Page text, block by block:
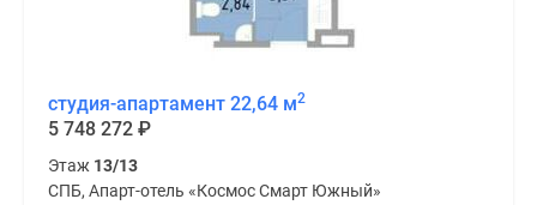
студия-апартамент 22,64 м2
5 748 272 ₽
Этаж 13/13
СПБ, Апарт-отель «Космос Смарт Южный»